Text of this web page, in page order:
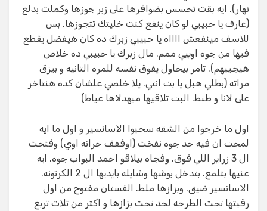
نهار). ايه بقت تحسس بضوافرها على زبر جوزها وكملت بدلع
(عارف يا حبيبي لو كان ينفع كنت خليتك تتجوزها. بس
للاسف مينفعش ااااه يا حبيبي زبرك ده كان هيفضل يقطع
فيها من جوه اوييي ممم. مال زبرك يا حبيبي ده خلاص
هيجيبهم). تامر بيحاول يفوق نفسه للمره التانيه و بيزق
مراته (بطلي هبل يا بت انتي. يلا خلصي علشان كده هنتاخر
على لانا و طنط. البت تلاقيها مبهدلاها عياط)
اول ما خرجوا من الشقه سحبوا الاسانسير و اول ما ايه
لمحت ان فيه حد جوه نفخت (اوففف حرانه اوي) وفتحت
ال 3 زراير اللي فوق. وفجاه بيلاقو احمد البواب جوه. ايه
عنيها بتلمع. بتدخل بوشها وشايله بايديها ال 2 الكرتونه.
الاسانسير ضيق. وبزازها ملط. الفستان مفتوح من اول
رقبتها تحت الطرحه لحد تحت بزازها و اكتر من تلات تربع